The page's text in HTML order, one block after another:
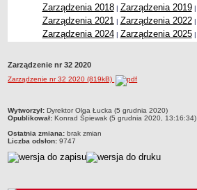
Zespoły Szkół
Techniczne Zakłady Naukowe
PRZEDSZKOLA
ARCHIWUM SZKÓŁ I PLACÓWEK
Zlikwidowane gimnazja
Wielofunkcyjna Placówka
SPECJALNE OŚRODKI SZKOLNO-WYCHOWAWCZE
Specjalny Ośrodek nr 1
Zarządzenia 2018| Zarządzenia 2019|
Zarządzenia 2021 | Zarządzenia 2022|
Zarządzenia 2024| Zarządzenia 2025|
Zarządzenie nr 32 2020
Zarządzenie nr 32 2020 (819kB)
metryczka
Wytworzył: Dyrektor Olga Łucka (5 grudnia 2020)
Opublikował: Konrad Śpiewak (5 grudnia 2020, 13:16:34)
Ostatnia zmiana: brak zmian
Liczba odsłon: 9747